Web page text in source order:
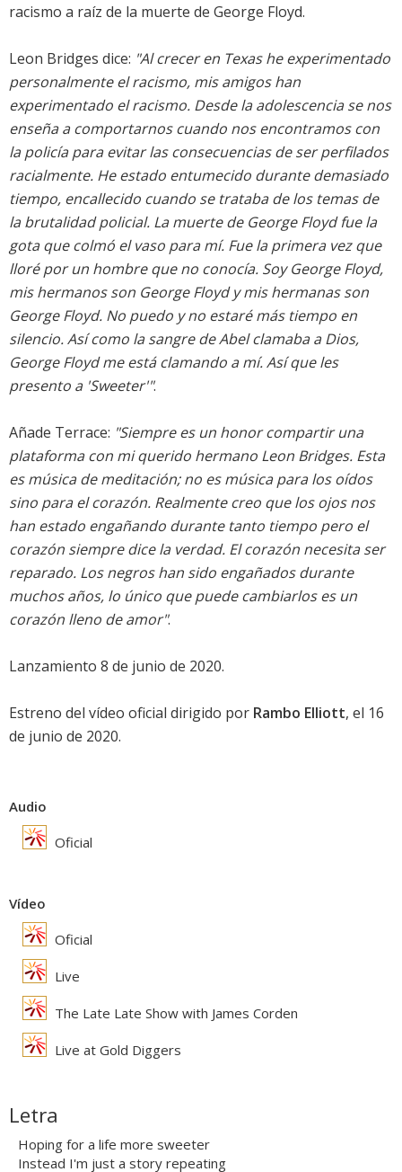
racismo a raíz de la muerte de George Floyd.
Leon Bridges dice: "Al crecer en Texas he experimentado
personalmente el racismo, mis amigos han
experimentado el racismo. Desde la adolescencia se nos
enseña a comportarnos cuando nos encontramos con
la policía para evitar las consecuencias de ser perfilados
racialmente. He estado entumecido durante demasiado
tiempo, encallecido cuando se trataba de los temas de
la brutalidad policial. La muerte de George Floyd fue la
gota que colmó el vaso para mí. Fue la primera vez que
lloré por un hombre que no conocía. Soy George Floyd,
mis hermanos son George Floyd y mis hermanas son
George Floyd. No puedo y no estaré más tiempo en
silencio. Así como la sangre de Abel clamaba a Dios,
George Floyd me está clamando a mí. Así que les
presento a 'Sweeter'".
Añade Terrace: "Siempre es un honor compartir una
plataforma con mi querido hermano Leon Bridges. Esta
es música de meditación; no es música para los oídos
sino para el corazón. Realmente creo que los ojos nos
han estado engañando durante tanto tiempo pero el
corazón siempre dice la verdad. El corazón necesita ser
reparado. Los negros han sido engañados durante
muchos años, lo único que puede cambiarlos es un
corazón lleno de amor".
Lanzamiento 8 de junio de 2020.
Estreno del vídeo oficial dirigido por Rambo Elliott, el 16
de junio de 2020.
Audio
Oficial
Vídeo
Oficial
Live
The Late Late Show with James Corden
Live at Gold Diggers
Letra
Hoping for a life more sweeter
Instead I'm just a story repeating